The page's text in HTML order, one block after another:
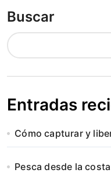
Buscar
Entradas
Cómo capturar y
Pesca desde la